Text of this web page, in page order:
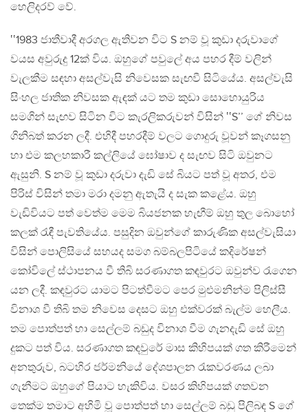
හෙලිදරව් වේ.
‛‛1983 ජාතීවාදී අරගල ඇතිවන විට S නම් වූ කුඩා දරුවාගේ
වයස අවුරුදු 12ක් විය. ඔහුගේ පවුලේ අය පහර දීම් වලින්
වැලකීම සඳහා අසල්වැසි නිවෙසක සැඟවී සිටියේය. අසල්වැසි
සිංහල ජාතික නිවසක ඇඳක් යට තම කුඩා සොහොයුරිය
සමගින් සැඟව සිටින විට කැරලිකරුවන් විසින් ‛‛S’’ ගේ නිවස
ගිනිබත් කරන ලදී. එහිදී පහරදීම් වලට ගොදුරු වූවන් කෑගසනු
හා එම කලහකාරී කල්ලියේ ඝෝෂාව ද සැඟව සිටි ඔවුනට
ඇසුනි. S නම් වූ කුඩා දරුවා දැඩි සේ බියට පත් වූ අතර, එම
පිරිස් විසින් තමා මරා දමනු ඇතැයි ද සැක කළේය. ඔහු
වැඩිවියට පත් වෙත්ම මෙම බියජනක හැඟීම් ඔහු තුල බොහෝ
කලක් රැඳී පැවතියේය. පසුදින ඔවුන්ගේ කාරුණික අසල්වැසියා
විසින් පොලිසියේ සහයද සමග බම්බලපිටියේ කදිරේෂන්
කෝවිලේ ස්ථාපනය වී තිබි සරණාගත කඳවුරට ඔවුන්ව රැගෙන
යන ලදී. කඳවුරට යාමට පිටත්වීමට පෙර මුළුමනින්ම පිලිස්සී
විනාශ වී තිබි තම නිවෙස දෙසට ඔහු එක්වරක් බැල්ම හෙලීය.
තම පොත්පත් හා සෙල්ලම් බඩුද විනාශ වීම ගැනදැඩි සේ ඔහු
දුකට පත් විය. සරණාගත කඳවුරේ මාස කිහිපයක් ගත කිරීමෙන්
අනතුරුව, බටහිර ජර්මනියේ දේශපාලන රැකවරණය ලබා
ගැනීමට ඔහුගේ පියාට හැකිවිය. වසර කිහිපයක් ගතවන
තෙක්ම තමාට අහිමි වූ පොත්පත් හා සෙල්ලම් බඩු පිලිබඳ S ගේ